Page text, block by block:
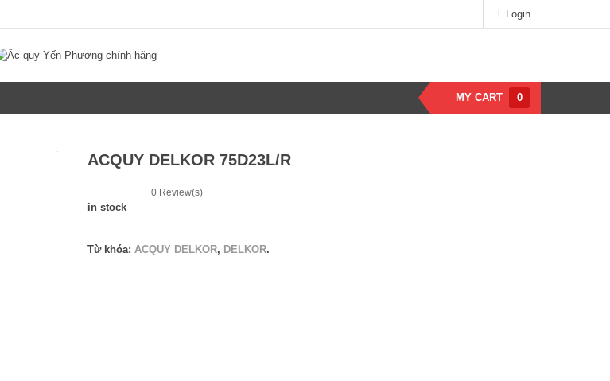
Login
MY CART 0
ACQUY DELKOR 75D23L/R
0 Review(s)
in stock
Từ khóa: ACQUY DELKOR, DELKOR.